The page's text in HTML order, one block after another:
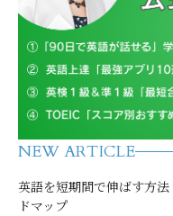
NEW ARTICLE
英語を短期間で伸ばす方
ドマップ